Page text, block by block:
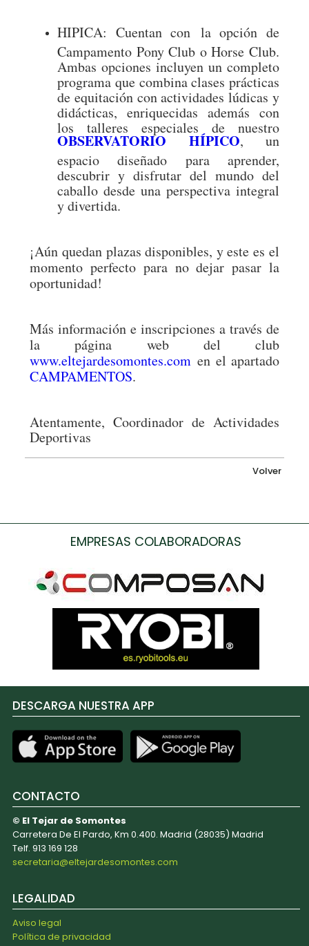
HIPICA: Cuentan con la opción de
Campamento Pony Club o Horse Club.
Ambas opciones incluyen un completo
programa que combina clases prácticas
de equitación con actividades lúdicas y
didácticas, enriquecidas además con
los talleres especiales de nuestro
OBSERVATORIO HÍPICO, un
espacio diseñado para aprender,
descubrir y disfrutar del mundo del
caballo desde una perspectiva integral
y divertida.
¡Aún quedan plazas disponibles, y este es el
momento perfecto para no dejar pasar la
oportunidad!
Más información e inscripciones a través de
la página web del club
www.eltejardesomontes.com en el apartado
CAMPAMENTOS.
Atentamente, Coordinador de Actividades
Deportivas
Volver
EMPRESAS COLABORADORAS
DESCARGA NUESTRA APP
CONTACTO
© El Tejar de Somontes
Carretera De El Pardo, Km 0.400. Madrid (28035) Madrid
Telf. 913 169 128
secretaria@eltejardesomontes.com
LEGALIDAD
Aviso legal
Política de privacidad